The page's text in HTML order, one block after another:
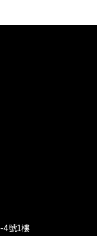
4號1樓